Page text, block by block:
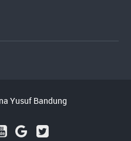
Yusuf Bandung